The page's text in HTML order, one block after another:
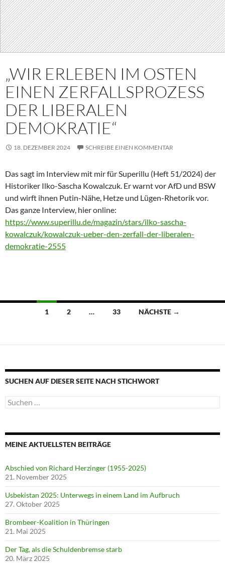
„WIR ERLEBEN IM OSTEN
EINEN ZERFALLSPROZESS
DER LIBERALEN
DEMOKRATIE“
18. DEZEMBER 2024 SCHREIBE EINEN KOMMENTAR
Das sagt im Interview mit mir für Superillu (Heft 51/2024) der
Historiker Ilko-Sascha Kowalczuk. Er warnt vor AfD und BSW
und wirft ihnen Putin-Nähe, Hetze und Lügen-Rhetorik vor.
Das ganze Interview, hier online:
https://www.superillu.de/magazin/stars/ilko-sascha-
kowalczuk/kowalczuk-ueber-den-zerfall-der-liberalen-
demokratie-2555
Beitragsnavigation
1 2 … 33 NÄCHSTE →
SUCHEN AUF DIESER SEITE NACH STICHWORT
Suche
nach:
MEINE AKTUELLSTEN BEITRÄGE
Abschied von Richard Herzinger (1955-2025)
21. November 2025
Usbekistan 2025: Unterwegs in einem Land im Aufbruch
27. Oktober 2025
Brombeer-Koalition in Thüringen
21. Mai 2025
Der Tag, als die Schuldenbremse starb
20. März 2025